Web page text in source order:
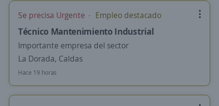
Se precisa Urgente Empleo destacado
Técnico Mantenimiento Industrial
Importante empresa del sector
La Dorada, Caldas
Hace 19 horas